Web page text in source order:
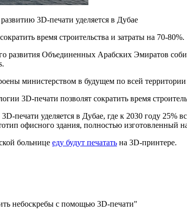
3D-печати уделяется в Дубае
время строительства и затраты на 70-80%.
развития Объединенных Арабских Эмиратов
министерством в будущем по всей
3D-печати позволят сократить время
печати уделяется в Дубае, где к 2030 году 25%
офисного здания, полностью изготовленный
больнице еду будут печатать на 3D-принтере.
небоскребы с помощью 3D-печати"